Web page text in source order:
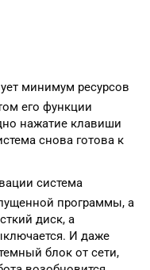
минимум ресурсов
его функции
нажатие клавиши
снова готова к
система
программы, а
диск, а
И даже
блок от сети,